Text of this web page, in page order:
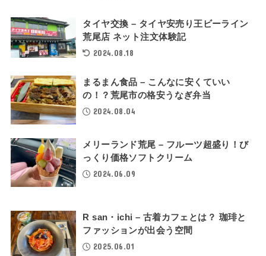
タイヤ交換 – タイヤ安売り王ビーライン
荒尾店 ネット注文体験記
2024.08.18
まるまん食品 – こんなに安くていい
の！？荒尾市の格安うなぎ弁当
2024.08.04
メリーランド荒尾 – フルーツ超盛り！び
っくり価格ソフトクリーム
2024.06.09
R san・ichi – 古着カフェとは？ 珈琲と
ファッションが出会う空間
2025.06.01